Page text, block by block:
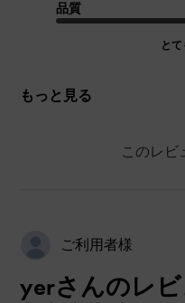
品質
と
もっと見る
このレビ
ご利用者様
yerさんのレ